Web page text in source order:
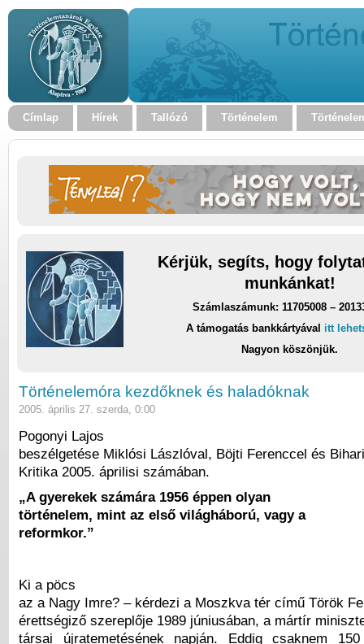
Címlap Hírek Tallózó Történelem
Kérjük, segíts, hogy
munkánkat!
Számlaszámunk: 11705008 –
A támogatás bankkártyával itt
Nagyon köszönjük.
Történelemóra kezdőknek és haladóknak
2005. április 27. szerda, 0:00
Pogonyi Lajos
beszélgetése Miklósi Lászlóval, Böjti Ferenccel és
Kritika 2005. áprilisi számában.
„A gyerekek számára 1956 éppen olyan
történelem, mint az első világháború, vagy a
reformkor.”
Ki a pöcs
az a Nagy Imre? – kérdezi a Moszkva tér című Török
érettségiző szereplője 1989 júniusában, a mártír
társai újratemetésének napján. Eddig csaknem